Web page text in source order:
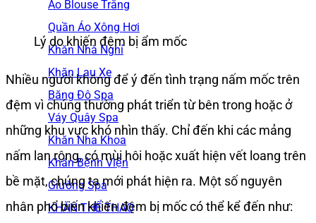
Áo Blouse Trắng
Quần Áo Xông Hơi
Khăn Nhà Nghỉ
Khăn Lau Xe
Băng Đô Spa
Váy Quây Spa
Khăn Nha Khoa
Khăn Bệnh Viện
Giường Spa
KHĂN THỂ THAO
Lý do khiến đệm bị ẩm mốc
Nhiều người không để ý đến tình trạng nấm mốc trên
đệm vì chúng thường phát triển từ bên trong hoặc ở
những khu vực khó nhìn thấy. Chỉ đến khi các mảng
nấm lan rộng, có mùi hôi hoặc xuất hiện vết loang trên
bề mặt, chúng ta mới phát hiện ra. Một số nguyên
nhân phổ biến khiến đệm bị mốc có thể kể đến như: